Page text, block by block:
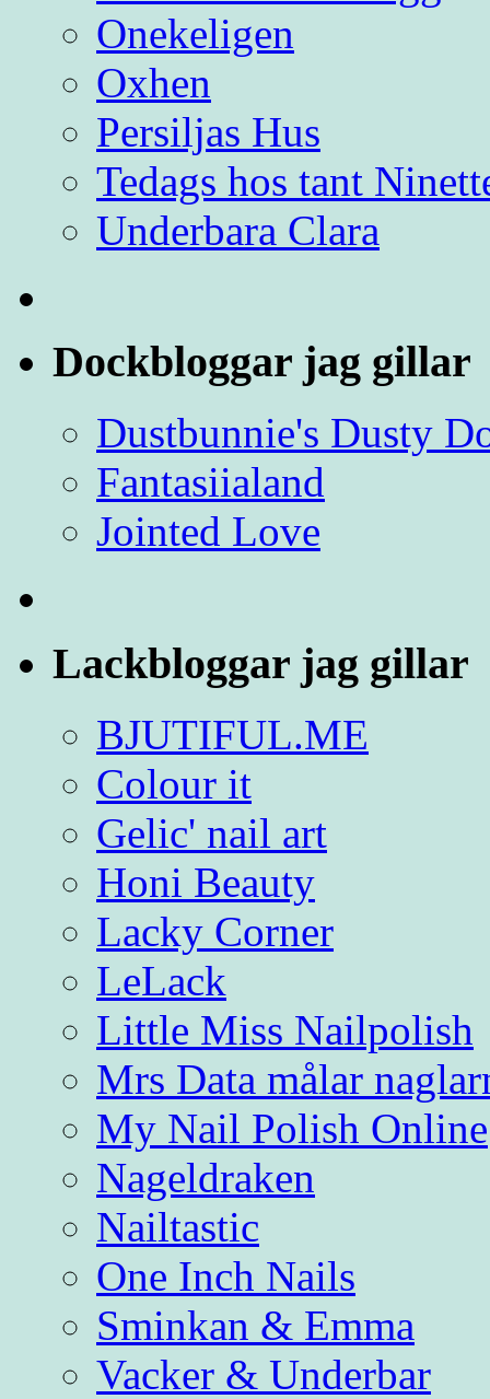
Onekeligen
Oxhen
Persiljas Hus
Tedags hos tant
Underbara Clara
Dockbloggar jag gillar
Dustbunnie's Dusty
Fantasiialand
Jointed Love
Lackbloggar jag gillar
BJUTIFUL.ME
Colour it
Gelic' nail art
Honi Beauty
Lacky Corner
LeLack
Little Miss Nailpolish
Mrs Data målar
My Nail Polish Online
Nageldraken
Nailtastic
One Inch Nails
Sminkan & Emma
Vacker & Underbar